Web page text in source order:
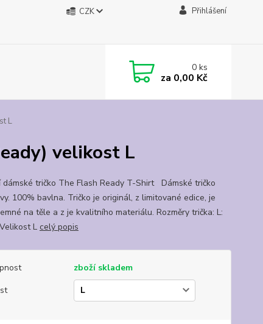
CZK Přihlášení
0ks
za 0,00 Kč
L
velikost L
dámské tričko The Flash Ready T-Shirt Dámské tričko
100% bavlna. Tričko je originál, z limitované edice, je
na těle a z je kvalitního materiálu. Rozměry trička: L:
L celý popis
zboží skladem